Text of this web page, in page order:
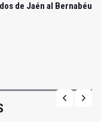
de Jaén al Bernabéu